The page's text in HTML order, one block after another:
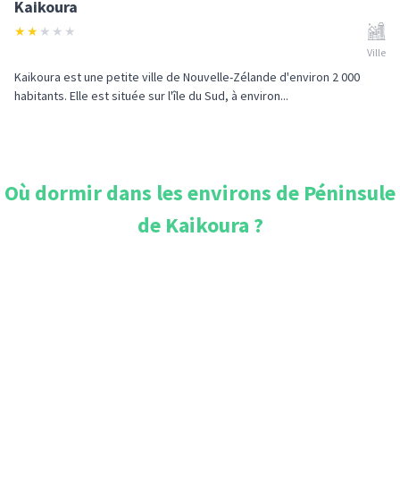
Kaikoura
★★ ★ ★ ★
Ville
Kaikoura est une petite ville de Nouvelle-Zélande d'environ 2 000
habitants. Elle est située sur l'île du Sud, à environ...
Où dormir dans les environs de Péninsule
de Kaikoura ?